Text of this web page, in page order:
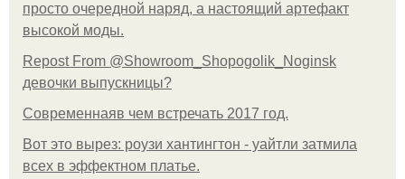
просто очередной наряд, а настоящий артефакт
высокой моды.
Repost From @Showroom_Shopogolik_Noginsk
девочки выпускницы?
Современнаяв чем встречать 2017 год.
Вот это вырез: роузи хантингтон - уайтли затмила
всех в эффектном платьe.